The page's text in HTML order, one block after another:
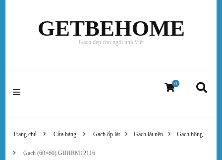
GETBEHOME
Gạch đẹp cho ngôi nhà Việt
0
Trang chủ Cửa hàng Gạch ốp lát Gạch lát nền Gạch bông
Gạch (60×60) GBHRM12116